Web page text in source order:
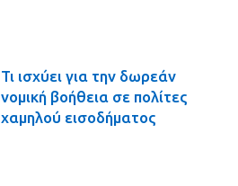
Τι ισχύει για την δωρεάν
νομική βοήθεια σε πολίτες
χαμηλού εισοδήματος